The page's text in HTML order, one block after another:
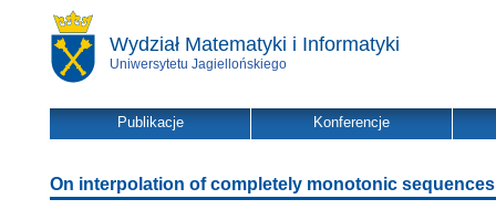
Wydział Matematyki i Informatyki
Uniwersytetu Jagiellońskiego
Publikacje Konferencje
On interpolation of completely monotonic sequences